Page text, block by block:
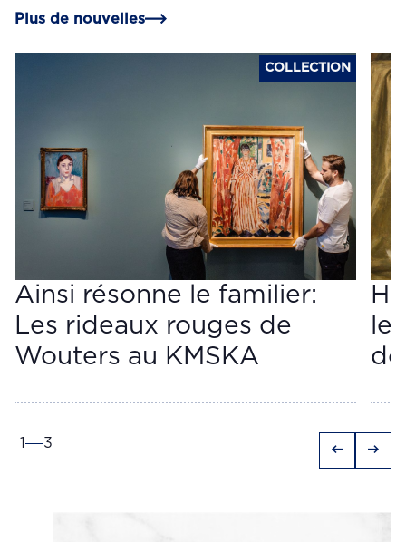
Plus de nouvelles
COLLECTION
Ainsi résonne le familier:
Les rideaux rouges de
Wouters au KMSKA
le
1 3 arrow_left_alt arrow_right_alt